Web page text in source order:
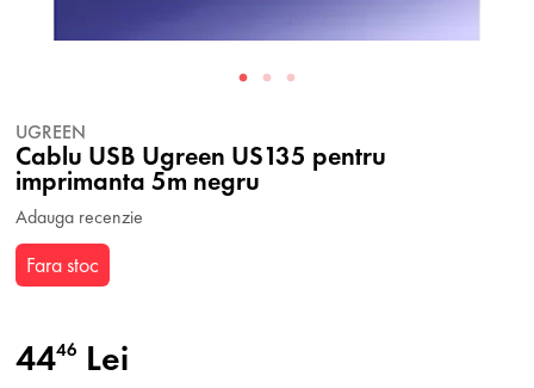
UGREEN
Cablu USB Ugreen US135 pentru
imprimanta 5m negru
Adauga recenzie
Fara stoc
4446 Lei